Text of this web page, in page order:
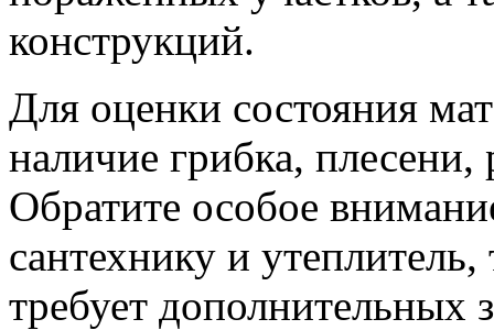
конструкций.
Для оценки состояния
наличие грибка,
Обратите особое
сантехнику и
требует дополнительных